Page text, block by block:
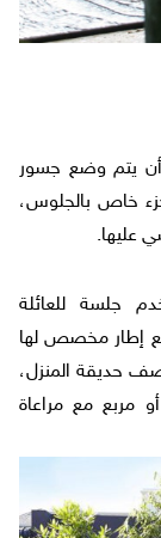
أن يتم وضع جسور
خاص بالجلوس،
عليها.
جلسة للعائلة
إطار مخصص لها
حديقة المنزل،
مربع مع مراعاة